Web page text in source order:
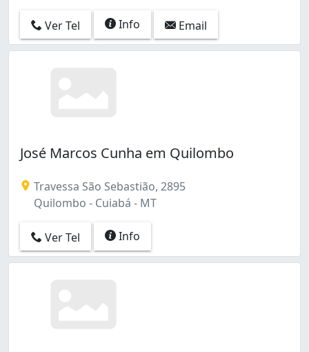
Ver Tel Info Email
José Marcos Cunha em Quilombo
Travessa São Sebastião, 2895
Quilombo - Cuiabá - MT
Ver Tel Info